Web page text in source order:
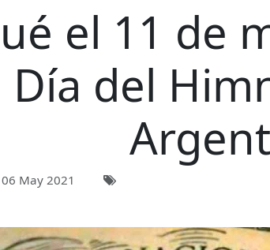
el 11 de
Día del
06 May 2021